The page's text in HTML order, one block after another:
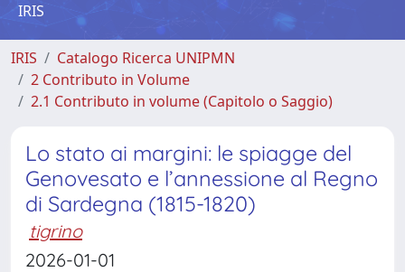
IRIS
IRIS
Catalogo Ricerca UNIPMN
2 Contributo in Volume
2.1 Contributo in volume (Capitolo o Saggio)
Lo stato ai margini: le spiagge del
Genovesato e l’annessione al Regno
di Sardegna (1815-1820)
tigrino
2026-01-01